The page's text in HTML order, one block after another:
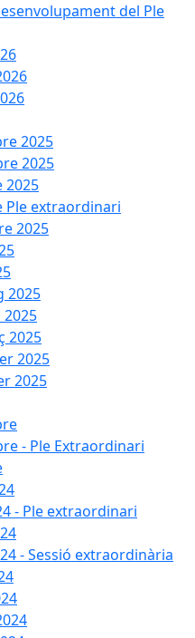
del Ple
2025
2025
2025
Ple extraordinari
2025
2025
2025
2025
2025
2025
- Ple Extraordinari
- Ple extraordinari
- Sessió extraordinària